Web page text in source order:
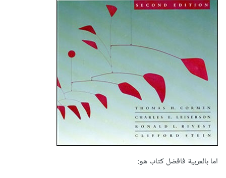
اما بالعربية فافضل كتاب هو: